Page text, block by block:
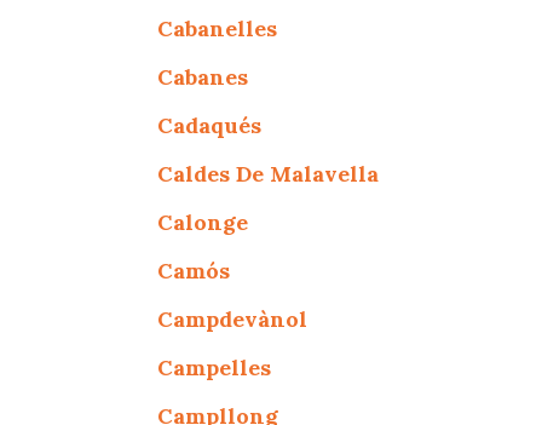
Cabanelles
Cabanes
Cadaqués
Caldes De Malavella
Calonge
Camós
Campdevànol
Campelles
Campllong